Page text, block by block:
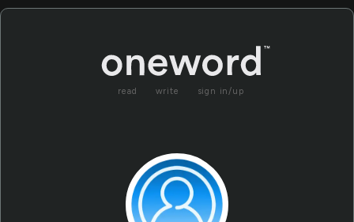
read write sign in/up